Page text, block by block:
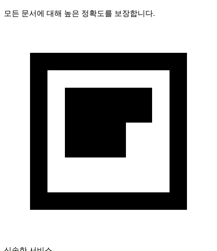
모든 문서에 대해 높은 정확도를 보장합니다.